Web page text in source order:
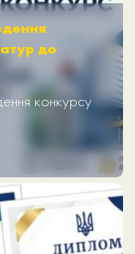
до
конкурсу